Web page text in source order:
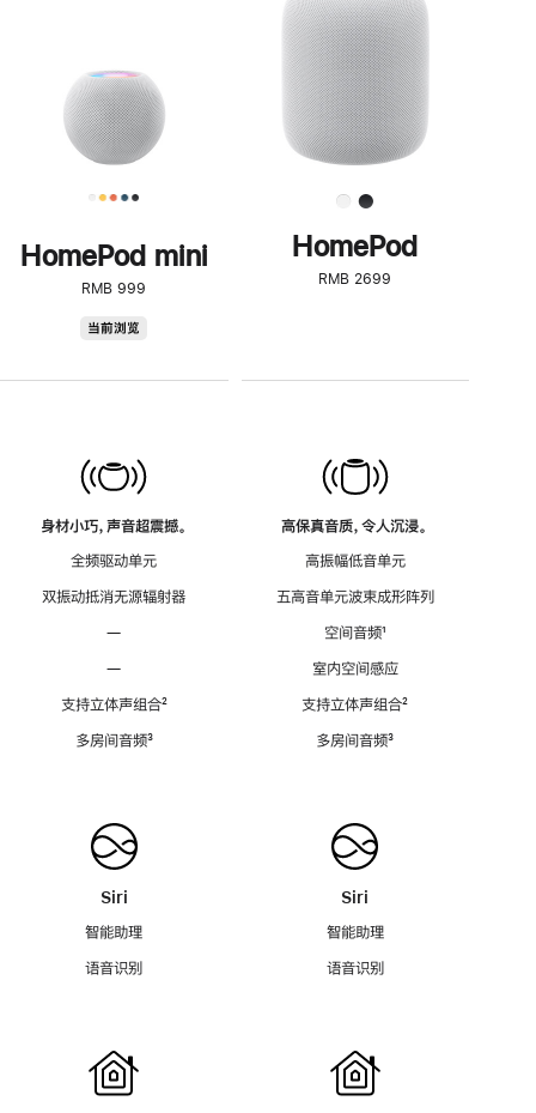
HomePod mini
RMB 999
当前浏览
身材小巧，声音超震撼。
全频驱动单元
双振动抵消无源辐射器
—
—
支持立体声组合脚
²
多房间音频脚
³
Siri
智能助理
语音识别
了
解
HomePod<
HomePod
RMB 2699
高保真音质，令人沉浸。
高振幅低音单元
五高音单元波束成形阵列
空间音频脚
¹
室内空间感应
支持立体声组合脚
²
多房间音频脚
³
Siri
智能助理
语音识别